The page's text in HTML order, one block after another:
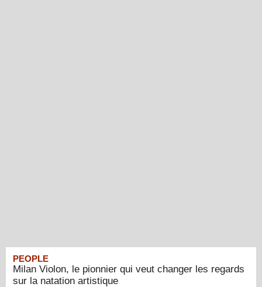
PEOPLE
Milan Violon, le pionnier qui veut changer les regards
sur la natation artistique